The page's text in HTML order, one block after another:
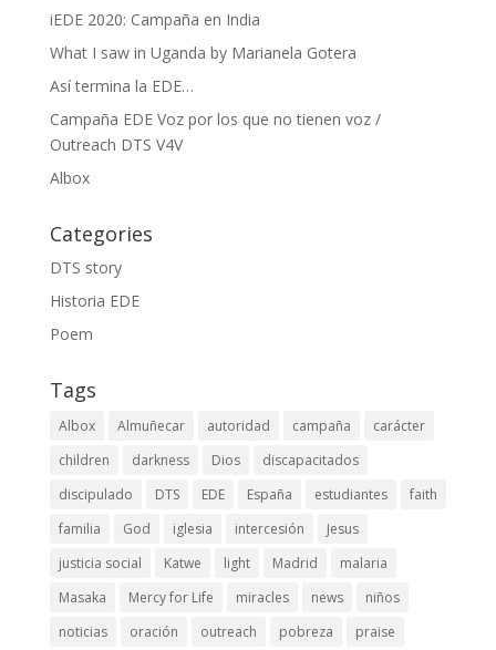
iEDE 2020: Campaña en India
What I saw in Uganda by Marianela Gotera
Así termina la EDE…
Campaña EDE Voz por los que no tienen voz /
Outreach DTS V4V
Albox
Categories
DTS story
Historia EDE
Poem
Tags
Albox Almuñecar autoridad campaña
carácter
children
darkness Dios
discapacitados
discipulado
DTS EDE España estudiantes
faith
familia
God iglesia intercesión
Jesus
justicia social
Katwe light Madrid
malaria
Masaka
Mercy for Life miracles news
niños
noticias
oración outreach pobreza
praise